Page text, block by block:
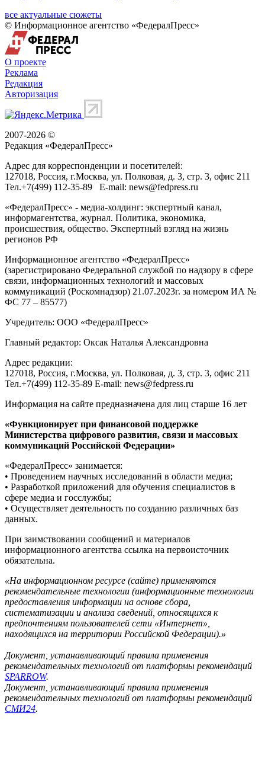
все актуальные сюжеты
© Информационное агентство «ФедералПресс»
О проекте
Реклама
Редакция
Авторизация
2007-2026 ©
Редакция «ФедералПресс»
Адрес для корреспонденции и посетителей:
127018, Россия, г.Москва, ул. Полковая, д. 3, стр. 3, офис 211
Тел.+7(499) 112-35-89 E-mail: news@fedpress.ru
«ФедералПресс» - медиа-холдинг: экспертный канал,
информагентства, журнал. Политика, экономика,
происшествия, общество. Экспертный взгляд на жизнь
регионов РФ
Информационное агентство «ФедералПресс»
(зарегистрировано Федеральной службой по надзору в сфере
связи, информационных технологий и массовых
коммуникаций (Роскомнадзор) 21.07.2023г. за номером ИА №
ФС 77 – 85577)
Учредитель: ООО «ФедералПресс»
Главный редактор: Оксак Наталья Александровна
Адрес редакции:
127018, Россия, г.Москва, ул. Полковая, д. 3, стр. 3, офис 211
Тел.+7(499) 112-35-89 E-mail: news@fedpress.ru
Информация на сайте предназначена для лиц старше 16 лет
«Функционирует при финансовой поддержке
Министерства цифрового развития, связи и массовых
коммуникаций Российской Федерации»
«ФедералПресс» занимается:
• Проведением научных исследований в области медиа;
• Разработкой приложений для обучения специалистов в
сфере медиа и госслужбы;
• Осуществляет деятельность по созданию различных баз
данных.
При заимствовании сообщений и материалов
информационного агентства ссылка на первоисточник
обязательна.
«На информационном ресурсе (сайте) применяются
рекомендательные технологии (информационные технологии
предоставления информации на основе сбора,
систематизации и анализа сведений, относящихся к
предпочтениям пользователей сети «Интернет»,
находящихся на территории Российской Федерации).»
Документ, устанавливающий правила применения
рекомендательных технологий от платформы рекомендаций
SPARROW.
Документ, устанавливающий правила применения
рекомендательных технологий от платформы рекомендаций
СМИ24.